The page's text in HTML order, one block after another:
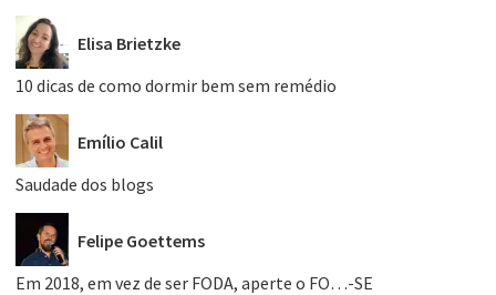
Elisa Brietzke
10 dicas de como dormir bem sem remédio
Emílio Calil
Saudade dos blogs
Felipe Goettems
Em 2018, em vez de ser FODA, aperte o FO…-SE